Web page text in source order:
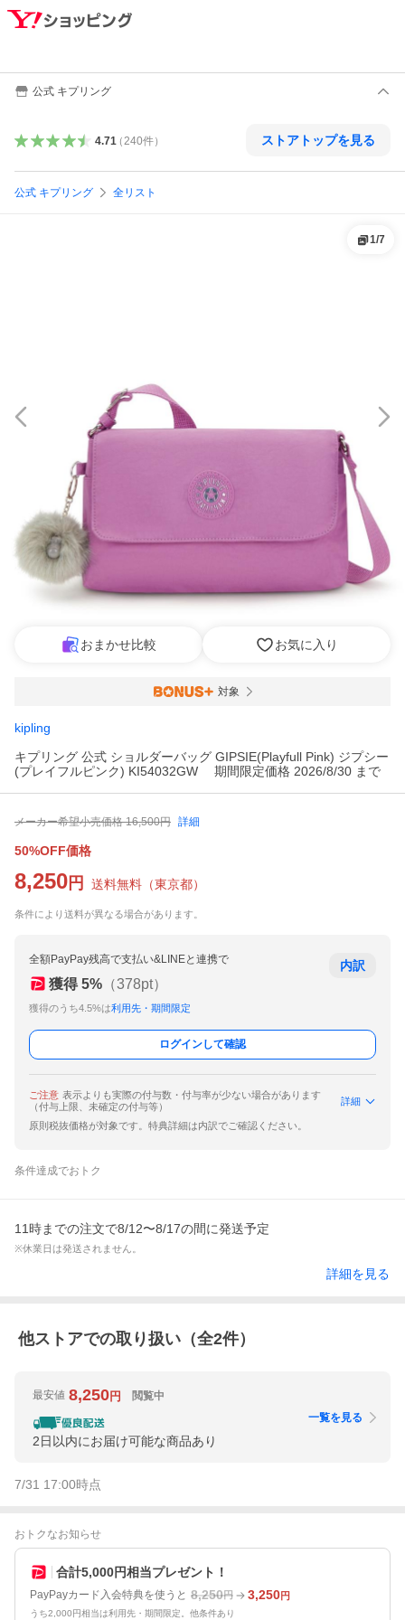
公式 キプリング
4.71（ 240件） ストアトップを見る
公式 キプリング 全リスト
1/7
おまかせ比較 お気に入り
対象
kipling
キプリング 公式 ショルダーバッグ GIPSIE(Playfull Pink) ジプシー
(プレイフルピンク) KI54032GW 期間限定価格 2026/8/30 まで
メーカー希望小売価格 16,500円 詳細
50%OFF価格
8,250 円 送料無料 （東京都）
条件により送料が異なる場合があります。
全額PayPay残高で支払い&LINEと連携で
獲得 5% （378pt）
獲得のうち4.5%は利用先・期間限定
内訳
ログインして確認
ご注意 表示よりも実際の付与数・付与率が少ない場合があります
（付与上限、未確定の付与等）
詳細
原則税抜価格が対象です。特典詳細は内訳でご確認ください。
条件達成でおトク
11時までの注文で8/12〜8/17の間に発送予定
※休業日は発送されません。
詳細を見る
他ストアでの取り扱い（全2件）
最安値 8,250円 閲覧中
2日以内にお届け可能な商品あり
一覧を見る
7/31 17:00時点
おトクなお知らせ
合計5,000円相当プレゼント！
PayPayカード入会特典を使うと 8,250円 3,250円
うち2,000円相当は利用先・期間限定。他条件あり